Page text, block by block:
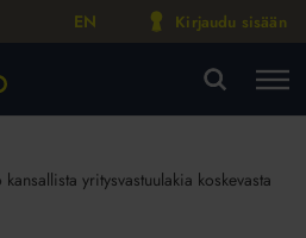
EN Kirjaudu sisään
kansallista yritysvastuulakia koskevasta